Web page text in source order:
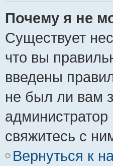
Почему я не
Существует
что вы
введены
не был ли вам
свяжитесь с
Вернуться к